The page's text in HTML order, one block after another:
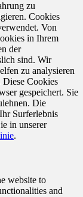
zu
Cookies
Von
in Ihrem
der
sind. Wir
zu analysieren
Diese Cookies
gespeichert. Sie
Die
Surferlebnis
in unserer
.
website to
and